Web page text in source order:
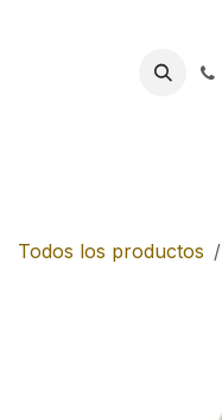
Todos los productos